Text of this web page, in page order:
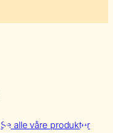
Se alle våre produkter